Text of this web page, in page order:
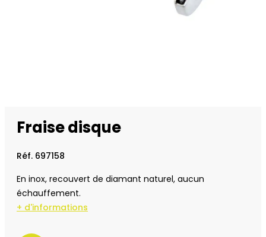
Fraise disque
Réf. 697158
En inox, recouvert de diamant naturel, aucun
échauffement.
+ d'informations